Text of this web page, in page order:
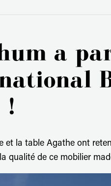
a
!
et la table Agathe ont
qualité de ce mobilier